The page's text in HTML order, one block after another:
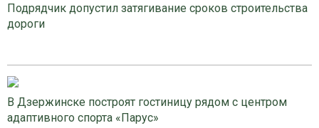
Подрядчик допустил затягивание сроков строительства
дороги
В Дзержинске построят гостиницу рядом с центром
адаптивного спорта «Парус»